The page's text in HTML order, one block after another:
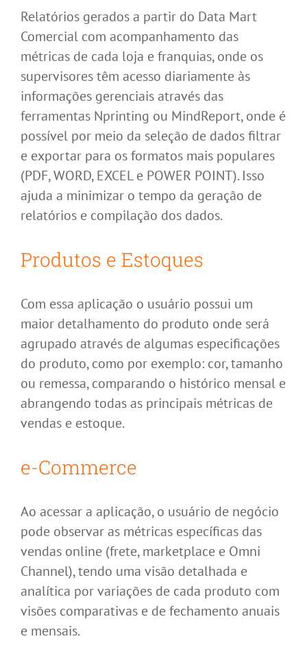
Relatórios gerados a partir do Data Mart
Comercial com acompanhamento das
métricas de cada loja e franquias, onde os
supervisores têm acesso diariamente às
informações gerenciais através das
ferramentas Nprinting ou MindReport, onde é
possível por meio da seleção de dados filtrar
e exportar para os formatos mais populares
(PDF, WORD, EXCEL e POWER POINT). Isso
ajuda a minimizar o tempo da geração de
relatórios e compilação dos dados.
Produtos e Estoques
Com essa aplicação o usuário possui um
maior detalhamento do produto onde será
agrupado através de algumas especificações
do produto, como por exemplo: cor, tamanho
ou remessa, comparando o histórico mensal e
abrangendo todas as principais métricas de
vendas e estoque.
e-Commerce
Ao acessar a aplicação, o usuário de negócio
pode observar as métricas específicas das
vendas online (frete, marketplace e Omni
Channel), tendo uma visão detalhada e
analítica por variações de cada produto com
visões comparativas e de fechamento anuais
e mensais.